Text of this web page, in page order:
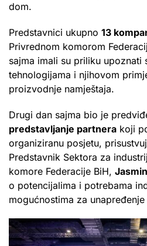
dom.
Predstavnici ukupno 13
Privrednom komorom
sajma imali su priliku upoznati
tehnologijama i njihovom
proizvodnje namještaja.
Drugi dan sajma bio je
predstavljanje partnera koji
organiziranu posjetu,
Predstavnik Sektora za
komore Federacije BiH,
o potencijalima i potrebama
mogućnostima za